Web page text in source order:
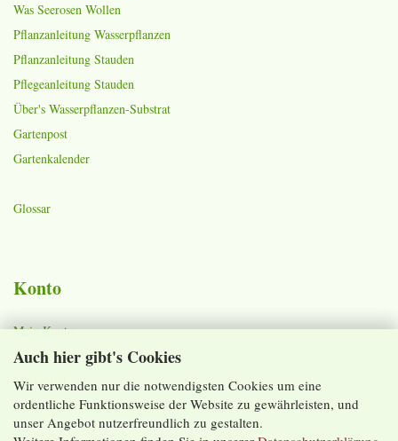
Auch hier gibt's Cookies
Wir verwenden nur die notwendigsten Cookies um eine
ordentliche Funktionsweise der Website zu gewährleisten, und
unser Angebot nutzerfreundlich zu gestalten.
Was Seerosen Wollen
Pflanzanleitung Wasserpflanzen
Pflanzanleitung Stauden
Pflegeanleitung Stauden
Über's Wasserpflanzen-Substrat
Gartenpost
Gartenkalender
Glossar
Konto
Mein Konto
Warenkorb
Merkzettel
Lieferzeiten und Versandkosten